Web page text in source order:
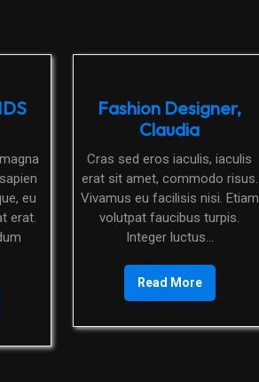
eu
erat.
Fashion Designer,
Claudia
Cras sed eros iaculis, iaculis
erat sit amet, commodo risus.
Vivamus eu facilisis nisi. Etiam
volutpat faucibus turpis.
Integer luctus...
Read More